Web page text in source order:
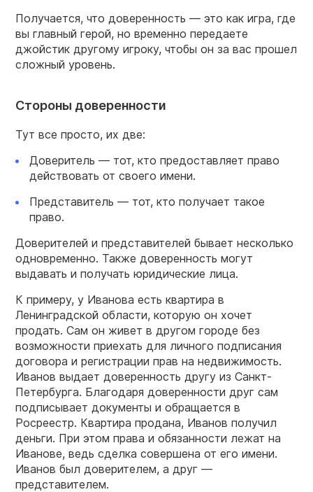
Получается, что доверенность — это как игра, где
вы главный герой, но временно передаете
джойстик другому игроку, чтобы он за вас прошел
сложный уровень.
Стороны доверенности
Тут все просто, их две:
Доверитель — тот, кто предоставляет право
действовать от своего имени.
Представитель — тот, кто получает такое
право.
Доверителей и представителей бывает несколько
одновременно. Также доверенность могут
выдавать и получать юридические лица.
К примеру, у Иванова есть квартира в
Ленинградской области, которую он хочет
продать. Сам он живет в другом городе без
возможности приехать для личного подписания
договора и регистрации прав на недвижимость.
Иванов выдает доверенность другу из Санкт-
Петербурга. Благодаря доверенности друг сам
подписывает документы и обращается в
Росреестр. Квартира продана, Иванов получил
деньги. При этом права и обязанности лежат на
Иванове, ведь сделка совершена от его имени.
Иванов был доверителем, а друг —
представителем.